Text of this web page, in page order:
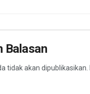
Balasan
tidak akan dipublikasikan.